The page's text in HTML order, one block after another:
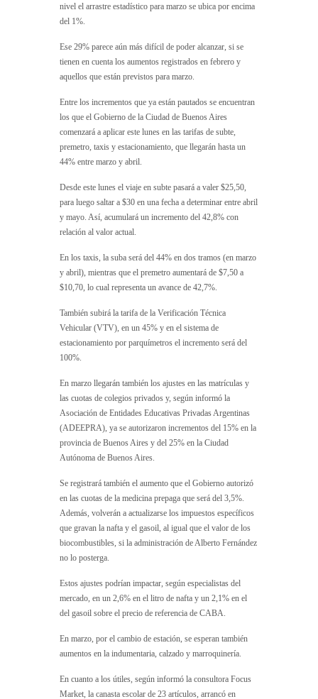
nivel el arrastre estadístico para marzo se ubica por encima
del 1%.
Ese 29% parece aún más difícil de poder alcanzar, si se
tienen en cuenta los aumentos registrados en febrero y
aquellos que están previstos para marzo.
Entre los incrementos que ya están pautados se encuentran
los que el Gobierno de la Ciudad de Buenos Aires
comenzará a aplicar este lunes en las tarifas de subte,
premetro, taxis y estacionamiento, que llegarán hasta un
44% entre marzo y abril.
Desde este lunes el viaje en subte pasará a valer $25,50,
para luego saltar a $30 en una fecha a determinar entre abril
y mayo. Así, acumulará un incremento del 42,8% con
relación al valor actual.
En los taxis, la suba será del 44% en dos tramos (en marzo
y abril), mientras que el premetro aumentará de $7,50 a
$10,70, lo cual representa un avance de 42,7%.
También subirá la tarifa de la Verificación Técnica
Vehicular (VTV), en un 45% y en el sistema de
estacionamiento por parquímetros el incremento será del
100%.
En marzo llegarán también los ajustes en las matrículas y
las cuotas de colegios privados y, según informó la
Asociación de Entidades Educativas Privadas Argentinas
(ADEEPRA), ya se autorizaron incrementos del 15% en la
provincia de Buenos Aires y del 25% en la Ciudad
Autónoma de Buenos Aires.
Se registrará también el aumento que el Gobierno autorizó
en las cuotas de la medicina prepaga que será del 3,5%.
Además, volverán a actualizarse los impuestos específicos
que gravan la nafta y el gasoil, al igual que el valor de los
biocombustibles, si la administración de Alberto Fernández
no lo posterga.
Estos ajustes podrían impactar, según especialistas del
mercado, en un 2,6% en el litro de nafta y un 2,1% en el
del gasoil sobre el precio de referencia de CABA.
En marzo, por el cambio de estación, se esperan también
aumentos en la indumentaria, calzado y marroquinería.
En cuanto a los útiles, según informó la consultora Focus
Market, la canasta escolar de 23 artículos, arrancó en